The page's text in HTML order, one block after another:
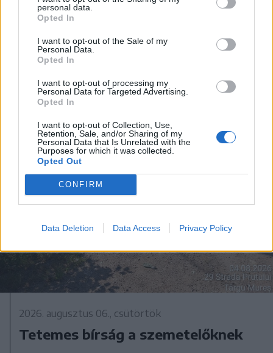
personal data.
Opted In
I want to opt-out of the Sale of my
Personal Data.
Opted In
I want to opt-out of processing my
Personal Data for Targeted Advertising.
Opted In
I want to opt-out of Collection, Use,
Retention, Sale, and/or Sharing of my
Personal Data that Is Unrelated with the
Purposes for which it was collected.
Opted Out
CONFIRM
Data Deletion Data Access Privacy Policy
2026. augusztus 07., péntek
borult fel Lukafalván
2026. augusztus 06., csütörtök
Tetemes bírság a szemetelőknek